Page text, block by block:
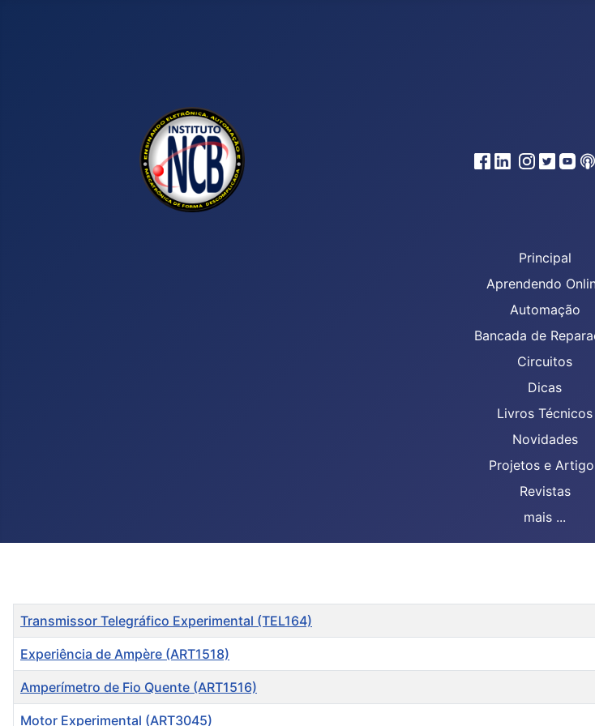
Principal
Aprendendo
Automação
Bancada de
Circuitos
Dicas
Livros Técnicos
Novidades
Projetos e
Revistas
mais ...
Título
Transmissor Telegráfico Experimental (TEL164)
Experiência de Ampère (ART1518)
Amperímetro de Fio Quente (ART1516)
Motor Experimental (ART3045)